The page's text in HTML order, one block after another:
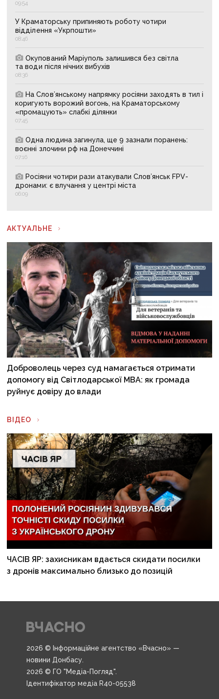
09:54
У Краматорську припиняють роботу чотири
відділення «Укрпошти»
08:46
Окупований Маріуполь залишився без світла
та води після нічних вибухів
08:36
На Слов’янському напрямку росіяни заходять в тил і
коригують ворожий вогонь, на Краматорському
«промацують» слабкі ділянки
07:45
Одна людина загинула, ще 9 зазнали поранень:
воєнні злочини рф на Донеччині
07:16
Росіяни чотири рази атакували Слов’янськ FPV-
дронами: є влучання у центрі міста
06:09
АКТУАЛЬНЕ
Доброволець через суд намагається отримати
допомогу від Світлодарської МВА: як громада
руйнує довіру до влади
ВІДЕО
ЧАСІВ ЯР: захисникам вдається скидати посилки
з дронів максимально близько до позицій
2026 © Інформаційне агентство «Вчасно» —
новини Донбасу.
2026 © ГО "Медіа-Погляд".
Ідентифікатор медіа R40-05538